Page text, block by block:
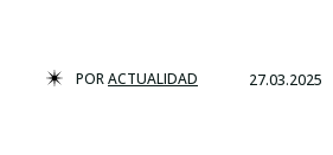
PORACTUALIDAD 27.03.2025